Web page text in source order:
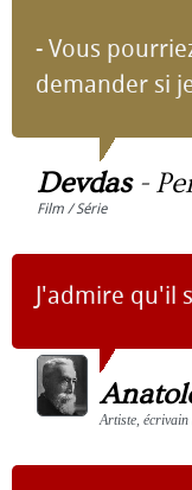
- Vous
demander si
Devdas-
Film / Série
J'admire qu'il
Artiste,